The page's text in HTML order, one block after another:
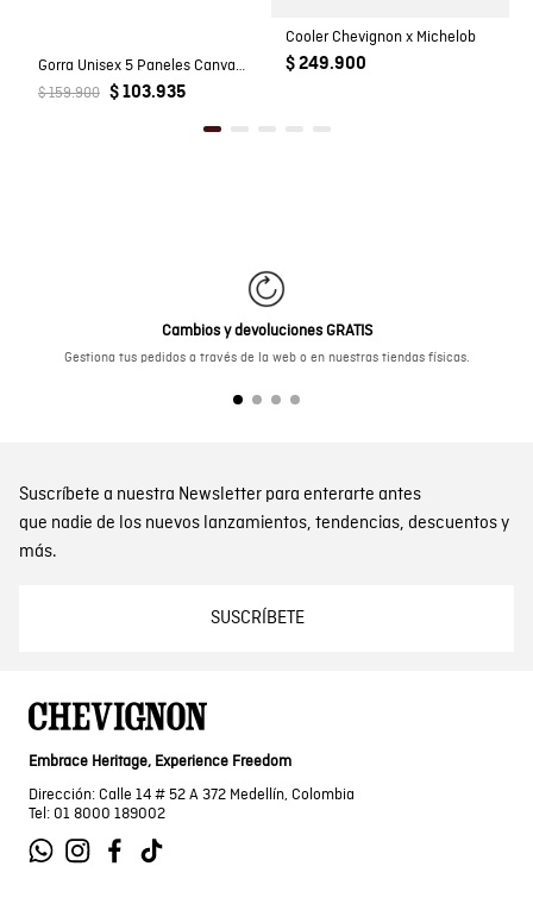
Gorra Unisex 5 Paneles Canvas con Pato Estampado en Algodón
$ 159.900 $ 103.935
Cooler Chevignon x Michelob
$ 249.900
Cambios y devoluciones GRATIS
Gestiona tus pedidos a través de la web o en nuestras tiendas físicas.
Suscríbete a nuestra Newsletter para enterarte antes
que nadie de los nuevos lanzamientos, tendencias, descuentos y
más.
SUSCRÍBETE
Embrace Heritage, Experience Freedom
Dirección: Calle 14 # 52 A 372 Medellín, Colombia
Tel: 01 8000 189002